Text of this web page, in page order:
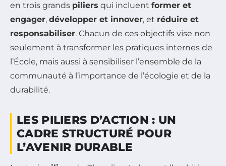
en trois grands piliers qui incluent former et
engager, développer et innover, et réduire et
responsabiliser. Chacun de ces objectifs vise non
seulement à transformer les pratiques internes de
l’École, mais aussi à sensibiliser l’ensemble de la
communauté à l’importance de l’écologie et de la
durabilité.
LES PILIERS D’ACTION : UN
CADRE STRUCTURÉ POUR
L’AVENIR DURABLE